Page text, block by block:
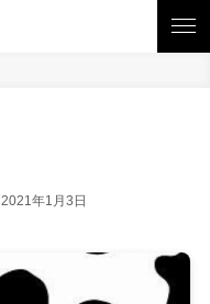
2021年1月3日